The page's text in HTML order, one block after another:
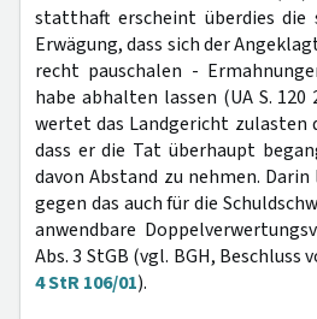
statthaft erscheint überdies die
Erwägung, dass sich der
recht pauschalen -
habe abhalten lassen (UA S. 120
wertet das Landgericht zulasten
dass er die Tat überhaupt
davon Abstand zu nehmen.
gegen das auch für die
anwendbare
Abs. 3 StGB (vgl. BGH, Beschluss
4 StR 106/01).